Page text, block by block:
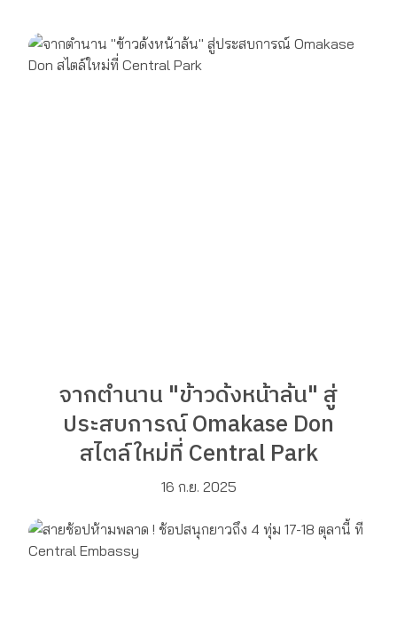
จากตำนาน "ข้าวด้งหน้าล้น" สู่
ประสบการณ์ Omakase Don
สไตล์ใหม่ที่ Central Park
16 ก.ย. 2025